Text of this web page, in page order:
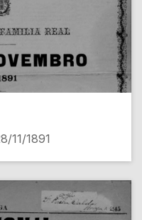
11/1891